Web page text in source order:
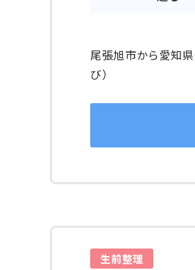
尾張旭市から愛知
び）
生前整理